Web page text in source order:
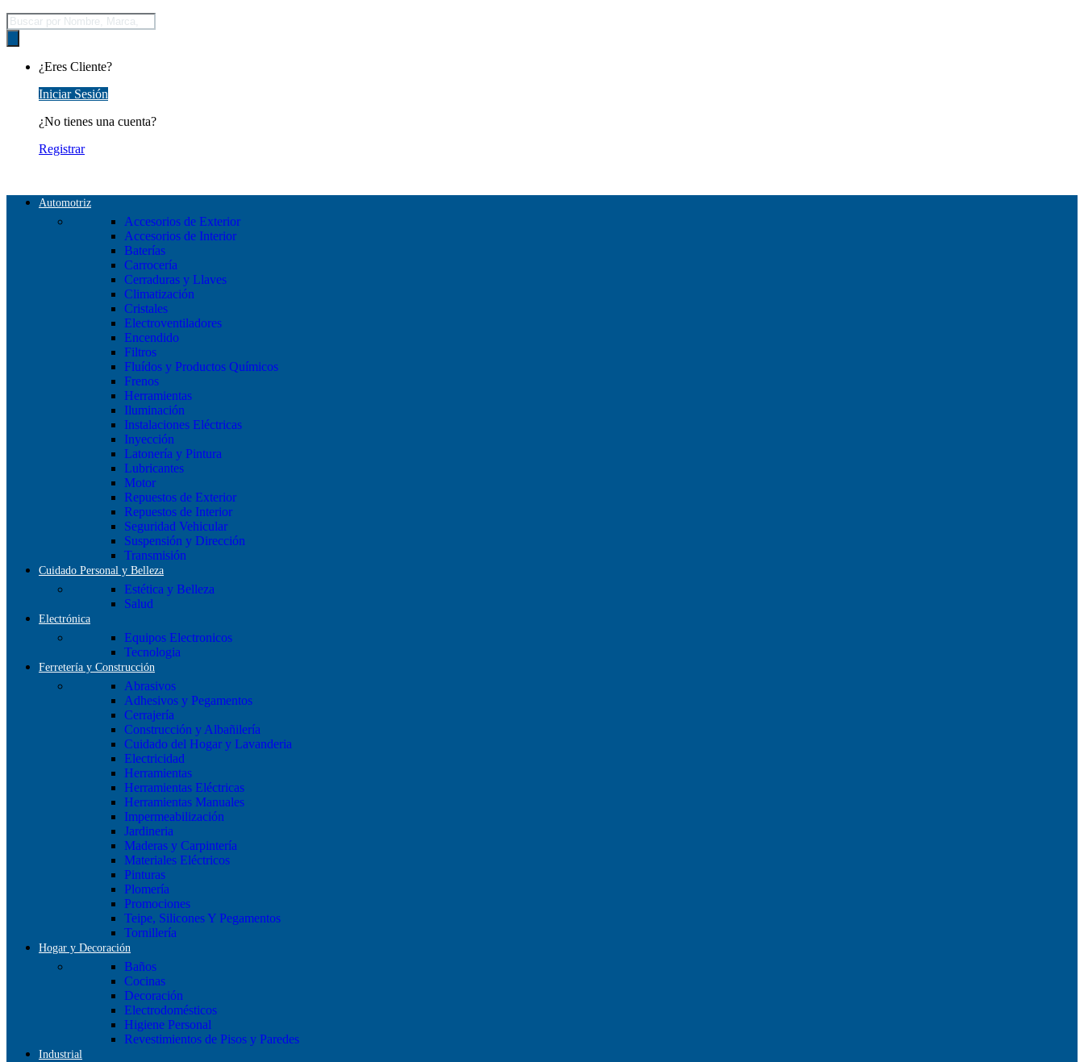
Búsqueda
de
productos
¿Eres Cliente?
Iniciar Sesión
¿No tienes una cuenta?
Registrar
Automotriz
Accesorios de Exterior
Accesorios de Interior
Baterías
Carrocería
Cerraduras y Llaves
Climatización
Cristales
Electroventiladores
Encendido
Filtros
Fluídos y Productos Químicos
Frenos
Herramientas
Iluminación
Instalaciones Eléctricas
Inyección
Latonería y Pintura
Lubricantes
Motor
Repuestos de Exterior
Repuestos de Interior
Seguridad Vehicular
Suspensión y Dirección
Transmisión
Cuidado Personal y Belleza
Estética y Belleza
Salud
Electrónica
Equipos Electronicos
Tecnologia
Ferretería y Construcción
Abrasivos
Adhesivos y Pegamentos
Cerrajería
Construcción y Albañilería
Cuidado del Hogar y Lavanderia
Electricidad
Herramientas
Herramientas Eléctricas
Herramientas Manuales
Impermeabilización
Jardineria
Maderas y Carpintería
Materiales Eléctricos
Pinturas
Plomería
Promociones
Teipe, Silicones Y Pegamentos
Tornillería
Hogar y Decoración
Baños
Cocinas
Decoración
Electrodomésticos
Higiene Personal
Revestimientos de Pisos y Paredes
Industrial